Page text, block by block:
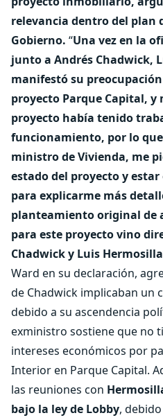
relevancia dentro del plan
Gobierno. “Una vez en la
junto a Andrés Chadwick,
manifestó su
proyecto Parque Capital, y
proyecto había tenido
funcionamiento, por lo
ministro de Vivienda, me
estado del proyecto y
para explicarme más
planteamiento original de
para este proyecto vino
Chadwick y Luis Hermosilla
Ward en su declaración,
de Chadwick implicaban un
debido a su ascendencia
exministro sostiene que no
intereses económicos por
Interior en Parque Capital.
las reuniones con
bajo la ley de Lobby,